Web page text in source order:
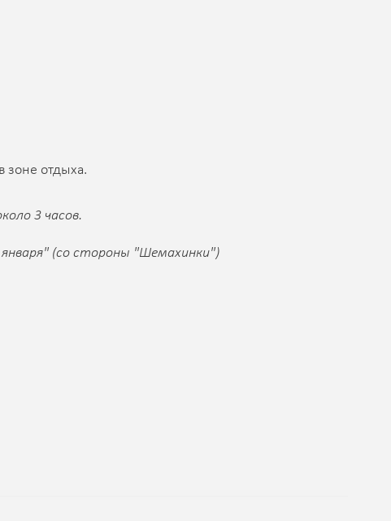
зоне отдыха.
3 часов.
(со стороны "Шемахинки")